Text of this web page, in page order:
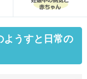
ようすと日常の